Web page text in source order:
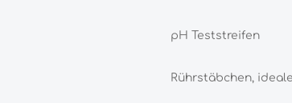
pH Teststreifen
Rührstäbchen,